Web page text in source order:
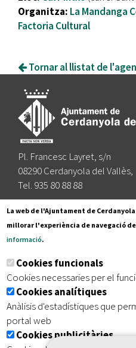
Organitza: La Mandanga
Factoria Cultural
Tornar al llistat de
Pl. Francesc Layret, s/n
08290 Cerdanyola del Vallès,
Tel. 935 80 88 88
Segueix-nos a:
Subscriu-te al nostre
Inici | Avís legal |
| Accessibilitat
La web de l'Ajuntament de
millorar l'experiència de navegació
informació.
Cookies funcionals
Cookies necessaries per el
Cookies analítiques
Anàlisis d'estadístiques que
portal web
Cookies publicitàries